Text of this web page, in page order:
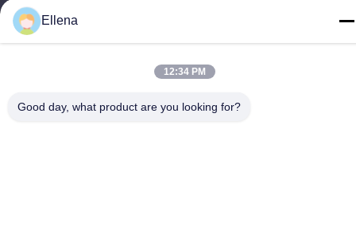
প্রদেশ, চীন। 611130
টেলি
Ellena
12:34 PM
Good day, what product are you looking for?